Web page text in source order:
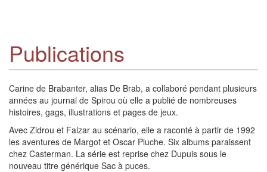
Publications
Carine de Brabanter, alias De Brab, a collaboré pendant plusieurs
années au journal de Spirou où elle a publié de nombreuses
histoires, gags, illustrations et pages de jeux.
Avec Zidrou et Falzar au scénario, elle a raconté à partir de 1992
les aventures de Margot et Oscar Pluche. Six albums paraissent
chez Casterman. La série est reprise chez Dupuis sous le
nouveau titre générique Sac à puces.